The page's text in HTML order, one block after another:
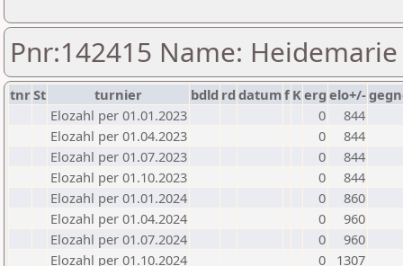
Pnr:142415 Name:
tnrSt turnier bdld rd datumf Kerg elo+/-
Elozahl per 01.01.2023
0
844
Elozahl per 01.04.2023
0
844
Elozahl per 01.07.2023
0
844
Elozahl per 01.10.2023
0
844
Elozahl per 01.01.2024
0
860
Elozahl per 01.04.2024
0
960
Elozahl per 01.07.2024
0
960
Elozahl per 01.10.2024
0
1307